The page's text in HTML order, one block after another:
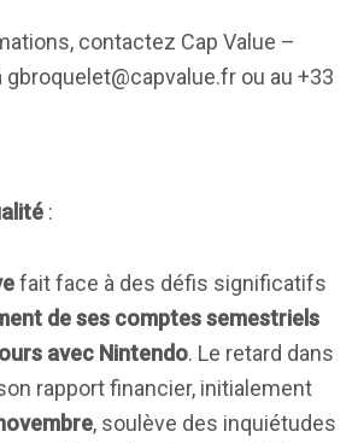
contactez Cap Value –
gbroquelet@capvalue.fr ou au +33
:
fait face à des défis significatifs
de ses comptes semestriels
avec Nintendo. Le retard dans
rapport financier, initialement
, soulève des inquiétudes